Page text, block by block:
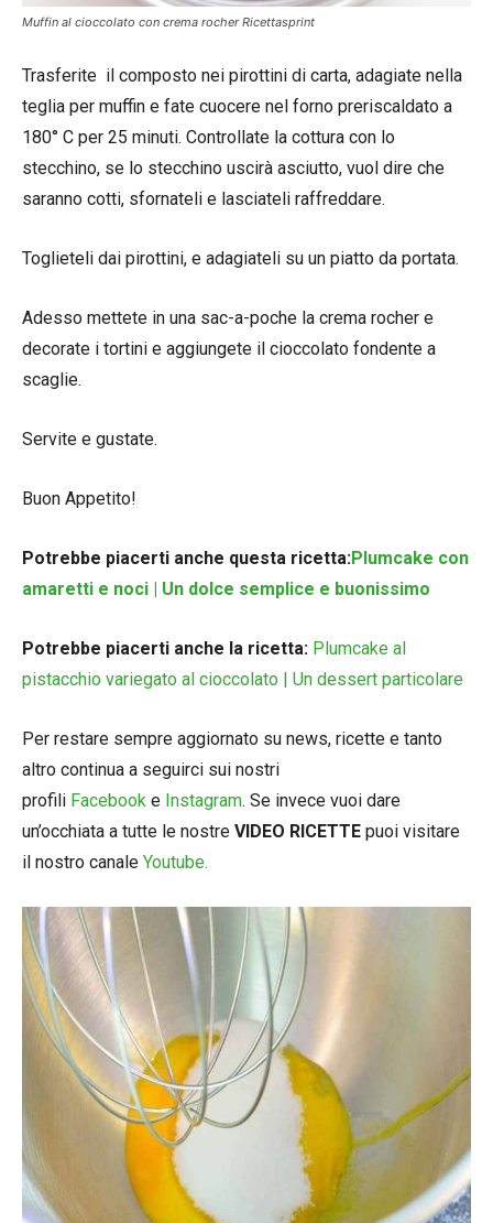
Muffin al cioccolato con crema rocher Ricettasprint
Trasferite il composto nei pirottini di carta, adagiate nella
teglia per muffin e fate cuocere nel forno preriscaldato a
180° C per 25 minuti. Controllate la cottura con lo
stecchino, se lo stecchino uscirà asciutto, vuol dire che
saranno cotti, sfornateli e lasciateli raffreddare.
Toglieteli dai pirottini, e adagiateli su un piatto da portata.
Adesso mettete in una sac-a-poche la crema rocher e
decorate i tortini e aggiungete il cioccolato fondente a
scaglie.
Servite e gustate.
Buon Appetito!
Potrebbe piacerti anche questa ricetta:Plumcake con
amaretti e noci | Un dolce semplice e buonissimo
Potrebbe piacerti anche la ricetta: Plumcake al
pistacchio variegato al cioccolato | Un dessert particolare
Per restare sempre aggiornato su news, ricette e tanto
altro continua a seguirci sui nostri
profili Facebook e Instagram. Se invece vuoi dare
un’occhiata a tutte le nostre VIDEO RICETTE puoi visitare
il nostro canale Youtube.